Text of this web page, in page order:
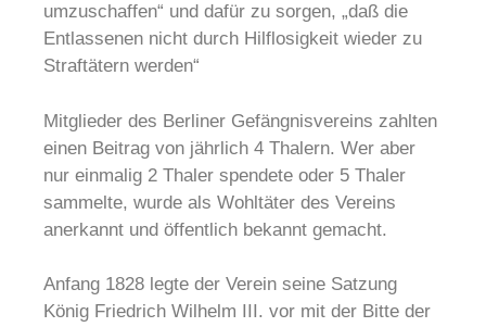
umzuschaffen“ und dafür zu sorgen, „daß die
Entlassenen nicht durch Hilflosigkeit wieder zu
Straftätern werden“
Mitglieder des Berliner Gefängnisvereins zahlten
einen Beitrag von jährlich 4 Thalern. Wer aber
nur einmalig 2 Thaler spendete oder 5 Thaler
sammelte, wurde als Wohltäter des Vereins
anerkannt und öffentlich bekannt gemacht.
Anfang 1828 legte der Verein seine Satzung
König Friedrich Wilhelm III. vor mit der Bitte der